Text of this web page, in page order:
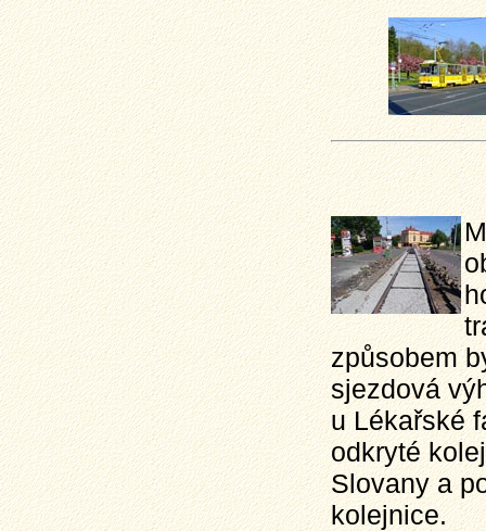
způsobem
sjezdová
u Lékařské
odkryté
Slovany a
kolejnice.